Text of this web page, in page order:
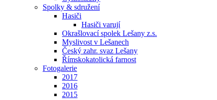
Spolky & sdružení
Hasiči
Hasiči varují
Okrašlovací spolek Lešany z.s.
Myslivost v Lešanech
Český zahr. svaz Lešany
Římskokatolická farnost
Fotogalerie
2017
2016
2015